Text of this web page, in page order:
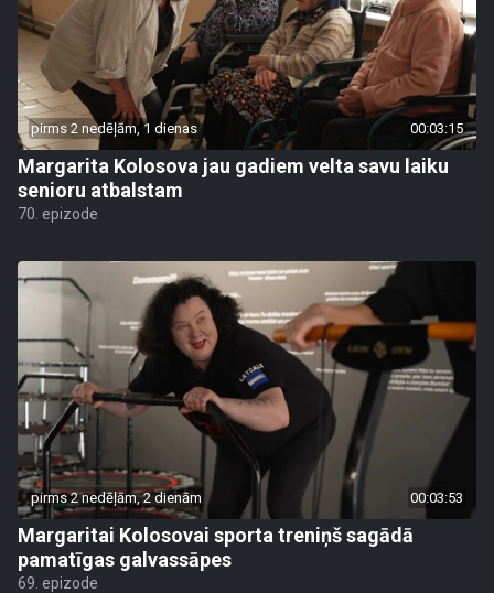
pirms 2 nedēļām, 1 dienas 00:03:15
Margarita Kolosova jau gadiem velta savu laiku
senioru atbalstam
70. epizode
pirms 2 nedēļām, 2 dienām 00:03:53
Margaritai Kolosovai sporta treniņš sagādā
pamatīgas galvassāpes
69. epizode